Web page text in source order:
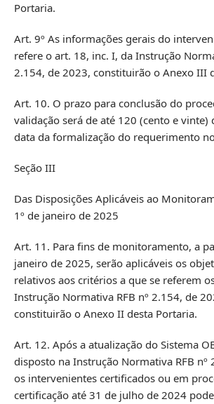
Portaria.
Art. 9º As informações gerais do
refere o art. 18, inc. I, da Instrução
2.154, de 2023, constituirão o Anexo III
Art. 10. O prazo para conclusão do
validação será de até 120 (cento e vinte)
data da formalização do requerimento
Seção III
Das Disposições Aplicáveis ao
1º de janeiro de 2025
Art. 11. Para fins de monitoramento, a
janeiro de 2025, serão aplicáveis os
relativos aos critérios a que se referem
Instrução Normativa RFB nº 2.154, de
constituirão o Anexo II desta Portaria.
Art. 12. Após a atualização do Sistema
disposto na Instrução Normativa RFB nº
os intervenientes certificados ou em
certificação até 31 de julho de 2024